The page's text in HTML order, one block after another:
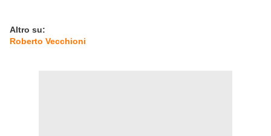
Altro su:
Roberto Vecchioni